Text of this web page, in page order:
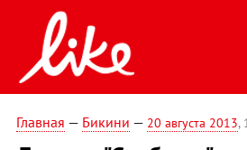
Главная — Бикини — 20 августа 2013,